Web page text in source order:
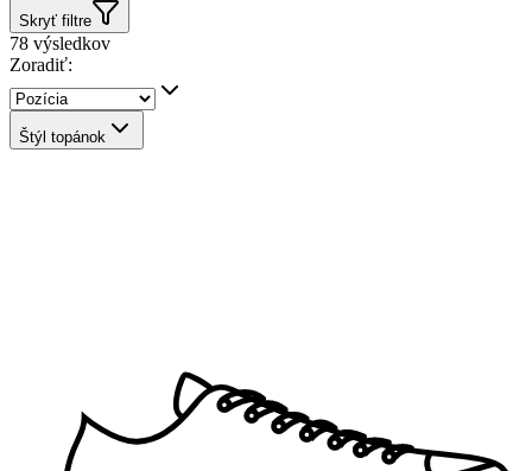
Skryť filtre
78 výsledkov
Zoradiť:
Štýl topánok